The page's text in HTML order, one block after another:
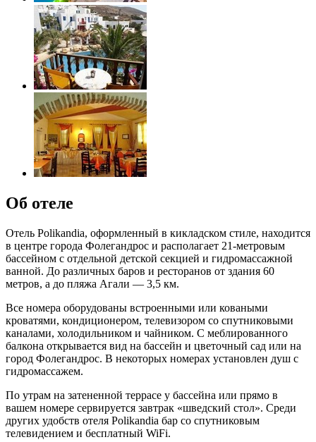
Об отеле
Отель Polikandia, оформленный в кикладском стиле, находится
в центре города Фолегандрос и располагает 21-метровым
бассейном с отдельной детской секцией и гидромассажной
ванной. До различных баров и ресторанов от здания 60
метров, а до пляжа Агали — 3,5 км.
Все номера оборудованы встроенными или коваными
кроватями, кондиционером, телевизором со спутниковыми
каналами, холодильником и чайником. С меблированного
балкона открывается вид на бассейн и цветочный сад или на
город Фолегандрос. В некоторых номерах установлен душ с
гидромассажем.
По утрам на затененной террасе у бассейна или прямо в
вашем номере сервируется завтрак «шведский стол». Среди
других удобств отеля Polikandia бар со спутниковым
телевидением и бесплатный WiFi.